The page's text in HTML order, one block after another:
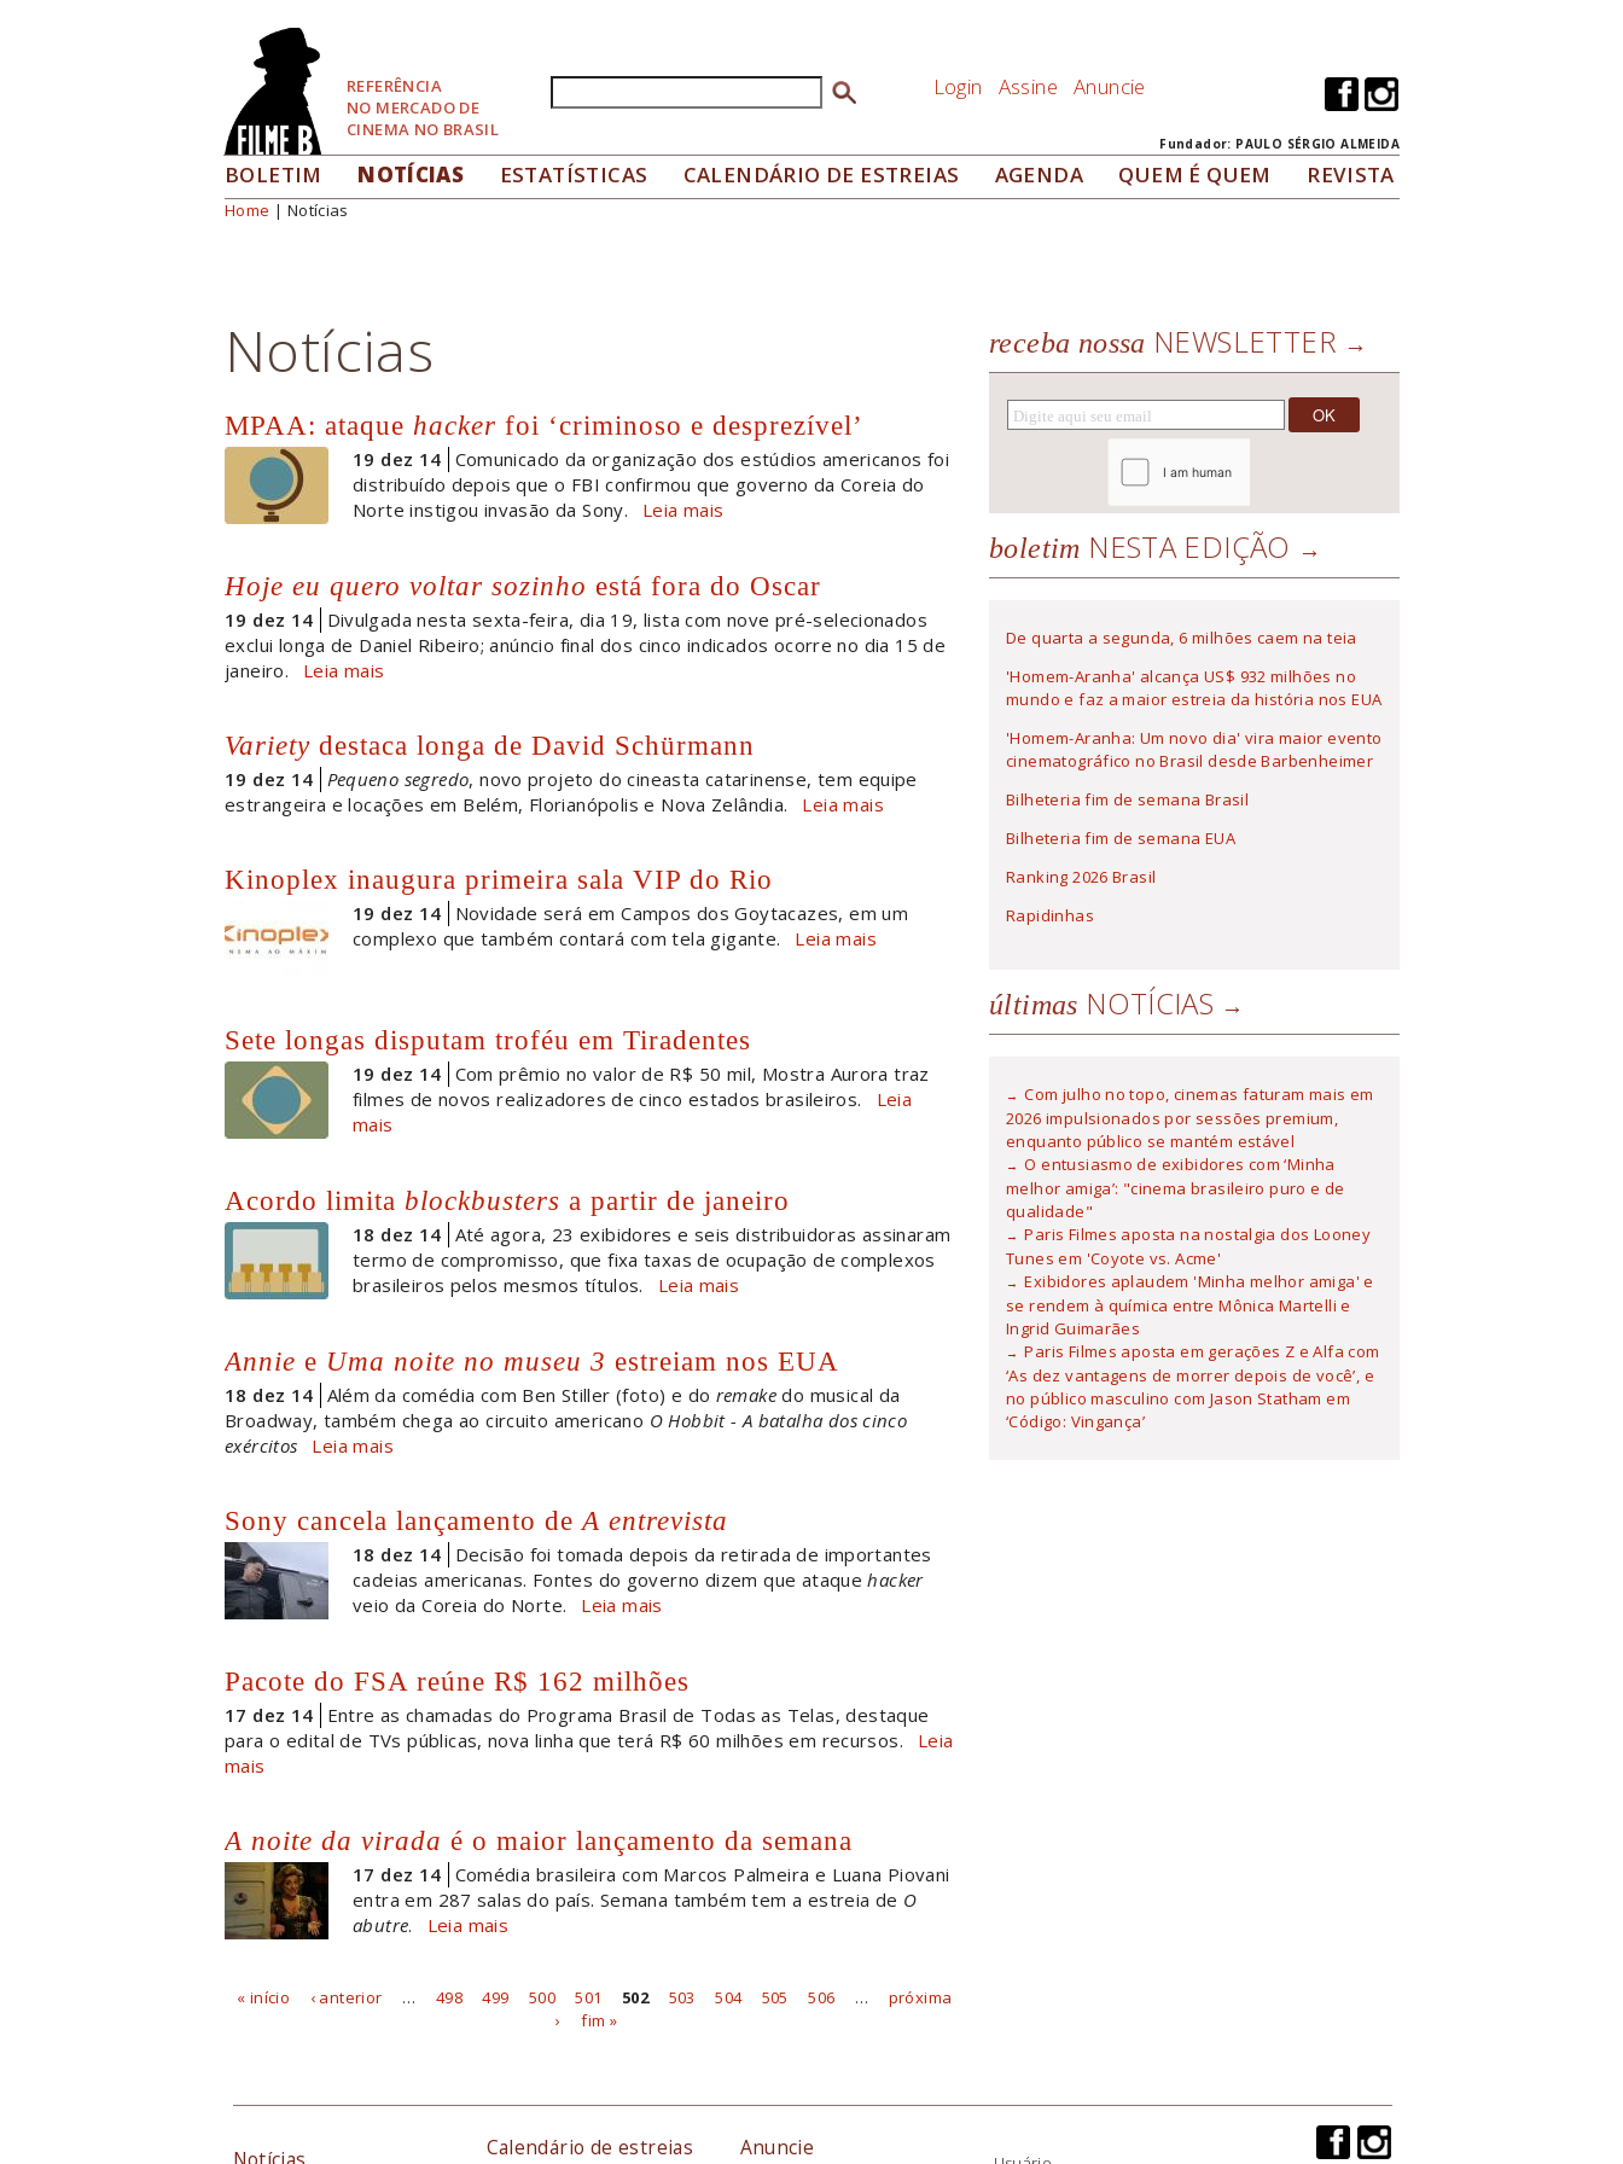
REFERÊNCIA
NO MERCADO DE
CINEMA NO BRASIL
Formulário de busca Login Assine Anuncie
Fundador: PAULO SÉRGIO ALMEIDA
BOLETIM NOTÍCIAS ESTATÍSTICAS CALENDÁRIO DE ESTREIAS AGENDA QUEM É QUEM REVISTA
Você está aqui
Home | Notícias
Notícias
MPAA: ataque hacker foi ‘criminoso e desprezível’
19 dez 14 Comunicado da organização dos estúdios americanos foi
distribuído depois que o FBI confirmou que governo da Coreia do
Norte instigou invasão da Sony.
Leia mais
Hoje eu quero voltar sozinho está fora do Oscar
19 dez 14
Divulgada nesta sexta-feira, dia 19, lista com nove pré-selecionados
exclui longa de Daniel Ribeiro; anúncio final dos cinco indicados ocorre no dia 15 de
janeiro.
Leia mais
Variety destaca longa de David Schürmann
19 dez 14 Pequeno segredo, novo projeto do cineasta catarinense, tem equipe
estrangeira e locações em Belém, Florianópolis e Nova Zelândia.
Leia mais
Kinoplex inaugura primeira sala VIP do Rio
19 dez 14
Novidade será em Campos dos Goytacazes, em um
complexo que também contará com tela gigante.
Leia mais
Sete longas disputam troféu em Tiradentes
19 dez 14 Com prêmio no valor de R$ 50 mil, Mostra Aurora traz
filmes de novos realizadores de cinco estados brasileiros.
Leia
mais
Acordo limita blockbusters a partir de janeiro
18 dez 14 Até agora, 23 exibidores e seis distribuidoras assinaram
termo de compromisso, que fixa taxas de ocupação de complexos
brasileiros pelos mesmos títulos.
Leia mais
Annie e Uma noite no museu 3 estreiam nos EUA
18 dez 14 Além da comédia com Ben Stiller (foto) e do remake do musical da
Broadway, também chega ao circuito americano O Hobbit - A batalha dos cinco
exércitos
Leia mais
Sony cancela lançamento de A entrevista
18 dez 14
Decisão foi tomada depois da retirada de importantes
cadeias americanas. Fontes do governo dizem que ataquehacker
veio da Coreia do Norte.
Leia mais
Pacote do FSA reúne R$ 162 milhões
17 dez 14
Entre as chamadas do Programa Brasil de Todas as Telas, destaque
para o edital de TVs públicas, nova linha que terá R$ 60 milhões em recursos.
Leia
mais
A noite da virada é o maior lançamento da semana
17 dez 14 Comédia brasileira com Marcos Palmeira e Luana Piovani
entra em 287 salas do país. Semana também tem a estreia de O
abutre. Leia mais
Páginas
« início ‹ anterior … 498 499 500 501 502 503 504 505 506 …
próxima
›
fim »
receba nossa NEWSLETTER
boletim NESTA EDIÇÃO
De quarta a segunda, 6 milhões caem na teia
'Homem-Aranha' alcança US$ 932 milhões no
mundo e faz a maior estreia da história nos EUA
'Homem-Aranha: Um novo dia' vira maior evento
cinematográfico no Brasil desde Barbenheimer
Bilheteria fim de semana Brasil
Bilheteria fim de semana EUA
Ranking 2026 Brasil
Rapidinhas
últimas NOTÍCIAS
Com julho no topo, cinemas faturam mais em
2026 impulsionados por sessões premium,
enquanto público se mantém estável
O entusiasmo de exibidores com ‘Minha
melhor amiga’: "cinema brasileiro puro e de
qualidade"
Paris Filmes aposta na nostalgia dos Looney
Tunes em 'Coyote vs. Acme'
Exibidores aplaudem 'Minha melhor amiga' e
se rendem à química entre Mônica Martelli e
Ingrid Guimarães
Paris Filmes aposta em gerações Z e Alfa com
‘As dez vantagens de morrer depois de você’, e
no público masculino com Jason Statham em
‘Código: Vingança’
Calendário de estreias Anuncie